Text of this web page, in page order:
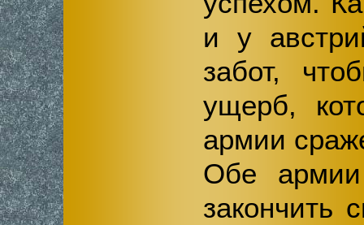
и у
забот,
ущерб,
армии
Обе
закончить